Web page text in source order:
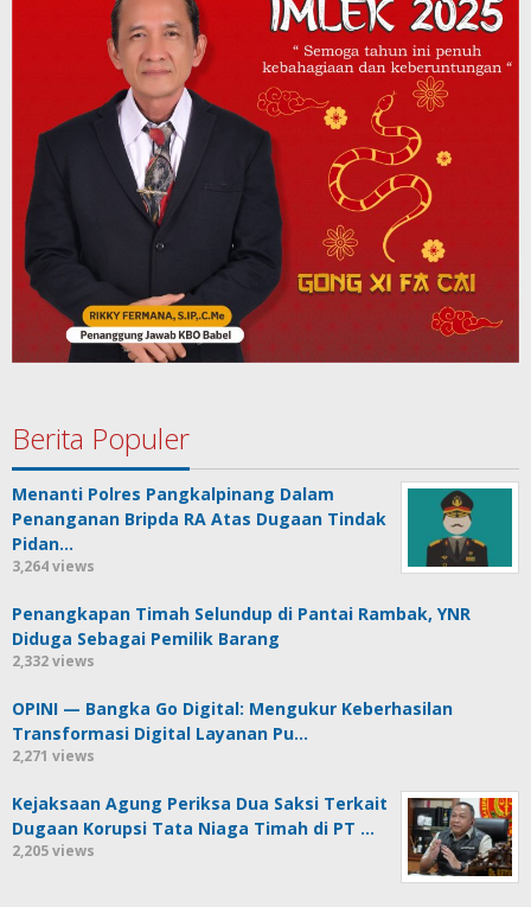
Berita Populer
Menanti Polres Pangkalpinang Dalam
Penanganan Bripda RA Atas Dugaan Tindak
Pidan…
3,264 views
Penangkapan Timah Selundup di Pantai Rambak, YNR
Diduga Sebagai Pemilik Barang
2,332 views
OPINI — Bangka Go Digital: Mengukur Keberhasilan
Transformasi Digital Layanan Pu…
2,271 views
Kejaksaan Agung Periksa Dua Saksi Terkait
Dugaan Korupsi Tata Niaga Timah di PT …
2,205 views